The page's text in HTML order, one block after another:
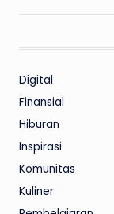
Digital
Finansial
Hiburan
Inspirasi
Komunitas
Kuliner